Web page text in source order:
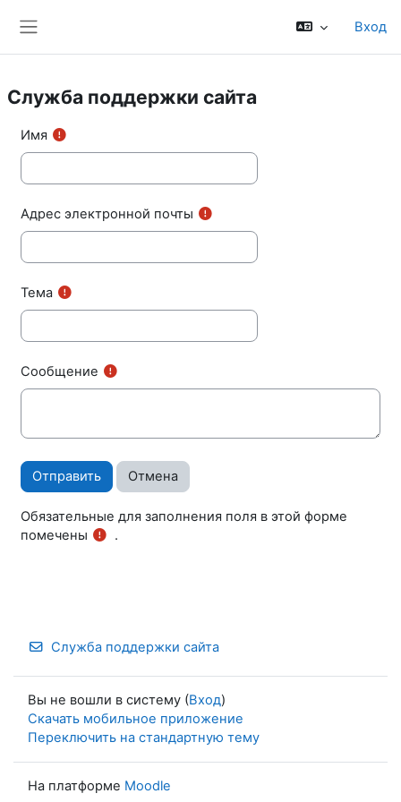
Вход
Служба поддержки сайта
Имя
Адрес электронной почты
Тема
Сообщение
Обязательные для заполнения поля в этой форме
помечены
.
Служба поддержки сайта
Вы не вошли в систему (Вход)
Скачать мобильное приложение
Переключить на стандартную тему
На платформе Moodle